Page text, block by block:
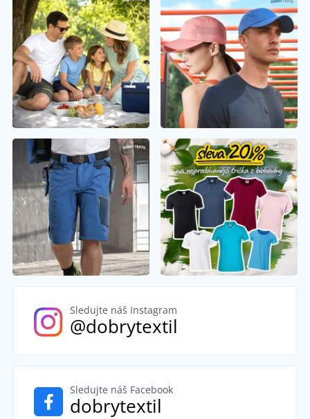
Sledujte náš Instagram
@dobrytextil
Sledujte náš Facebook
dobrytextil